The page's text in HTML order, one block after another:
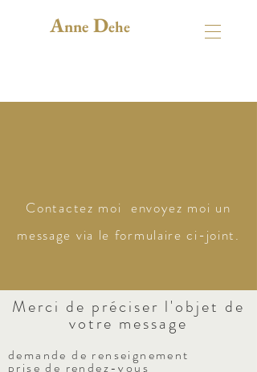
Anne Dehe
Contactez moi envoyez moi un
message via le formulaire ci-joint.
Merci de préciser l'objet de
votre message
demande de renseignement
prise de rendez-vous